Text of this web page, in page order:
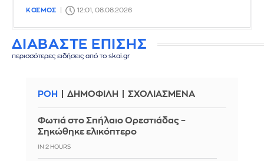
ΚΟΣΜΟΣ 12:01, 08.08.2026
ΔΙΑΒΑΣΤΕ ΕΠΙΣΗΣ
περισσότερες ειδήσεις από το skai.gr
ΡΟΗ ΔΗΜΟΦΙΛΗ ΣΧΟΛΙΑΣΜΕΝΑ
Φωτιά στο Σπήλαιο Ορεστιάδας –
Σηκώθηκε ελικόπτερο
IN 2 HOURS